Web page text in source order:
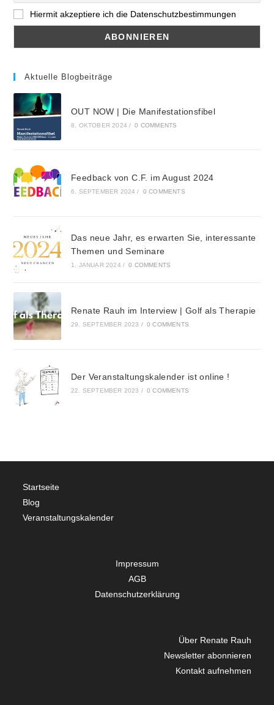
Hiermit akzeptiere ich die Datenschutzbestimmungen
Aktuelle Blogbeiträge
OUT NOW | Die Manifestationsfibel
8. OKTOBER 2024 / 0 COMMENTS
Feedback von C.F. im August 2024
6. SEPTEMBER 2024 / 0 COMMENTS
Das neue Jahr, es erwarten Sie, interessante
Themen und Seminare
1. JANUAR 2024 / 0 COMMENTS
Renate Rauh im Interview | Golf als Therapie
29. SEPTEMBER 2023 / 0 COMMENTS
Der Veranstaltungskalender ist online !
22. SEPTEMBER 2023 / 0 COMMENTS
Startseite
Blog
Veranstaltungskalender
Impressum
AGB
Datenschutzerklärung
Über Renate Rauh
Newsletter abonnieren
Kontakt aufnehmen